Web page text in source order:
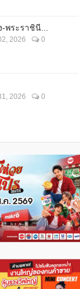
พระราชินี...
2026 0
2026 0